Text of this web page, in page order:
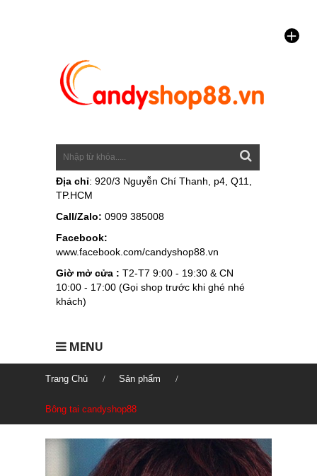
Địa chỉ: 920/3 Nguyễn Chí Thanh, p4, Q11,
TP.HCM
Call/Zalo: 0909 385008
Facebook:
www.facebook.com/candyshop88.vn
Giờ mở cửa : T2-T7 9:00 - 19:30 & CN
10:00 - 17:00 (Gọi shop trước khi ghé nhé
khách)
MENU
Trang Chủ Sản phẩm
Bông tai candyshop88